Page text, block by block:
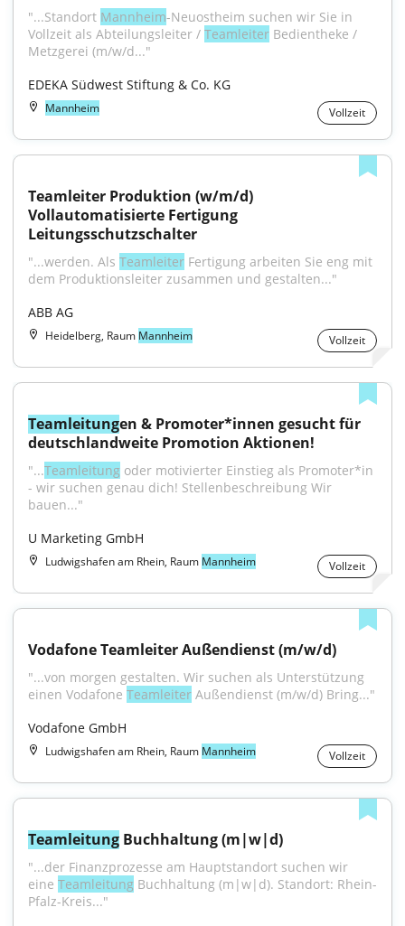
"...Standort Mannheim-Neuostheim suchen wir Sie in
Vollzeit als Abteilungsleiter / Teamleiter Bedientheke /
Metzgerei (m/w/d..."
EDEKA Südwest Stiftung & Co. KG
Mannheim Vollzeit
Teamleiter Produktion (w/m/d)
Vollautomatisierte Fertigung
Leitungsschutzschalter
"...werden. Als Teamleiter Fertigung arbeiten Sie eng mit
dem Produktionsleiter zusammen und gestalten..."
ABB AG
Heidelberg, Raum Mannheim Vollzeit
Teamleitungen & Promoter*innen gesucht für
deutschlandweite Promotion Aktionen!
"...Teamleitung oder motivierter Einstieg als Promoter*in
- wir suchen genau dich! Stellenbeschreibung Wir
bauen..."
U Marketing GmbH
Ludwigshafen am Rhein, Raum Mannheim Vollzeit
Vodafone Teamleiter Außendienst (m/w/d)
"...von morgen gestalten. Wir suchen als Unterstützung
einen Vodafone Teamleiter Außendienst (m/w/d) Bring..."
Vodafone GmbH
Ludwigshafen am Rhein, Raum Mannheim Vollzeit
Teamleitung Buchhaltung (m|w|d)
"...der Finanzprozesse am Hauptstandort suchen wir
eine Teamleitung Buchhaltung (m|w|d). Standort: Rhein-
Pfalz-Kreis..."